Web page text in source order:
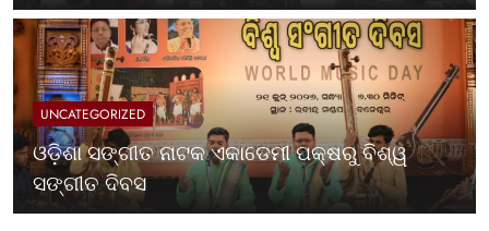
UNCATEGORIZED
ଓଡ଼ିଶା ସଙ୍ଗୀତ ନାଟକ ଏକାଡେମୀ ପକ୍ଷରୁ ବିଶ୍ୱ
ସଙ୍ଗୀତ ଦିବସ